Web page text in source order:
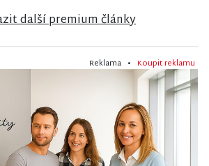
další premium články
Reklama • Koupit reklamu